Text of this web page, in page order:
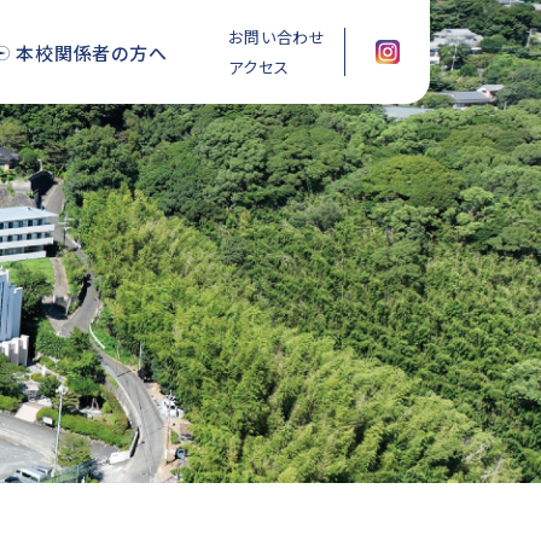
本校関係者の方へ
お問い合わせ
アクセス